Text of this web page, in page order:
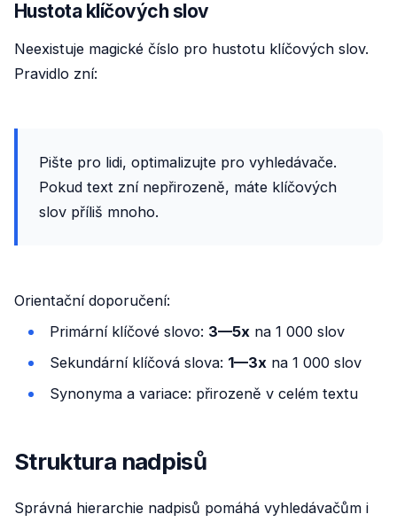
Hustota klíčových slov
Neexistuje magické číslo pro hustotu klíčových slov.
Pravidlo zní:
Pište pro lidi, optimalizujte pro vyhledávače.
Pokud text zní nepřirozeně, máte klíčových
slov příliš mnoho.
Orientační doporučení:
Primární klíčové slovo: 3—5x na 1 000 slov
Sekundární klíčová slova: 1—3x na 1 000 slov
Synonyma a variace: přirozeně v celém textu
Struktura nadpisů
Správná hierarchie nadpisů pomáhá vyhledávačům i